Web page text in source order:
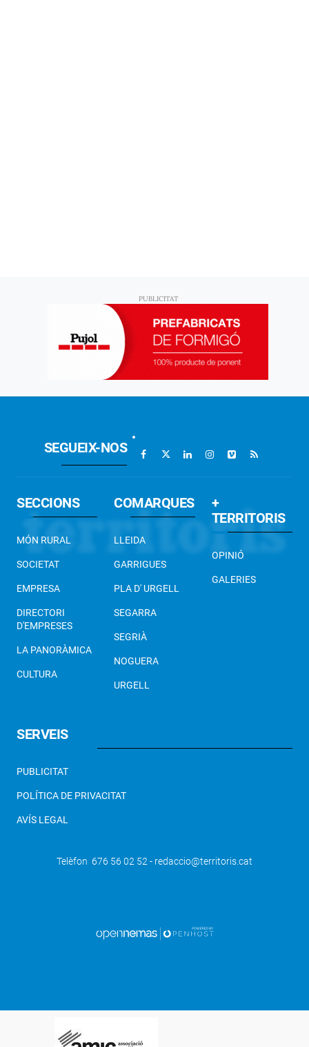
SEGUEIX-NOS
SECCIONS
MÓN RURAL
SOCIETAT
EMPRESA
DIRECTORI
D'EMPRESES
LA PANORÀMICA
CULTURA
COMARQUES
LLEIDA
GARRIGUES
PLA D' URGELL
SEGARRA
SEGRIÀ
NOGUERA
URGELL
+
TERRITORIS
OPINIÓ
GALERIES
SERVEIS
PUBLICITAT
POLÍTICA DE PRIVACITAT
AVÍS LEGAL
Telèfon 676 56 02 52 - redaccio@territoris.cat